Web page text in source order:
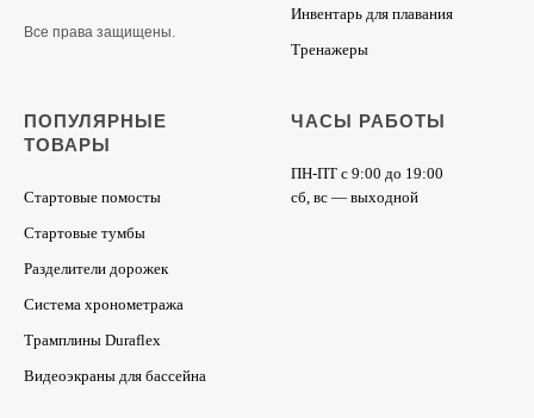
Все права защищены.
Инвентарь для плавания
Тренажеры
ПОПУЛЯРНЫЕ
ТОВАРЫ
Стартовые помосты
Стартовые тумбы
Разделители дорожек
Система хронометража
Трамплины Duraflex
Видеоэкраны для бассейна
ЧАСЫ РАБОТЫ
ПН-ПТ с 9:00 до 19:00
сб, вс — выходной